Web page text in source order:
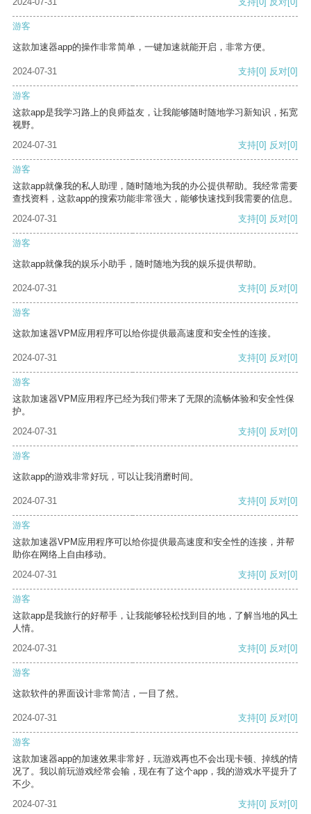
游客
这款加速器app的操作非常简单，一键加速就能开启，非常方便。
2024-07-31 支持[0] 反对[0]
游客
这款app是我学习路上的良师益友，让我能够随时随地学习新知识，拓宽
视野。
2024-07-31
支持[0] 反对[0]
游客
这款app就像我的私人助理，随时随地为我的办公提供帮助。我经常需要
查找资料，这款app的搜索功能非常强大，能够快速找到我需要的信息。
2024-07-31
支持[0] 反对[0]
游客
这款app就像我的娱乐小助手，随时随地为我的娱乐提供帮助。
2024-07-31 支持[0] 反对[0]
游客
这款加速器VPM应用程序可以给你提供最高速度和安全性的连接。
2024-07-31 支持[0] 反对[0]
游客
这款加速器VPM应用程序已经为我们带来了无限的流畅体验和安全性保
护。
2024-07-31
支持[0] 反对[0]
游客
这款app的游戏非常好玩，可以让我消磨时间。
2024-07-31 支持[0] 反对[0]
游客
这款加速器VPM应用程序可以给你提供最高速度和安全性的连接，并帮
助你在网络上自由移动。
2024-07-31
支持[0] 反对[0]
游客
这款app是我旅行的好帮手，让我能够轻松找到目的地，了解当地的风土
人情。
2024-07-31
支持[0] 反对[0]
游客
这款软件的界面设计非常简洁，一目了然。
2024-07-31 支持[0] 反对[0]
游客
这款加速器app的加速效果非常好，玩游戏再也不会出现卡顿、掉线的情
况了。我以前玩游戏经常会输，现在有了这个app，我的游戏水平提升了
不少。
2024-07-31
支持[0] 反对[0]